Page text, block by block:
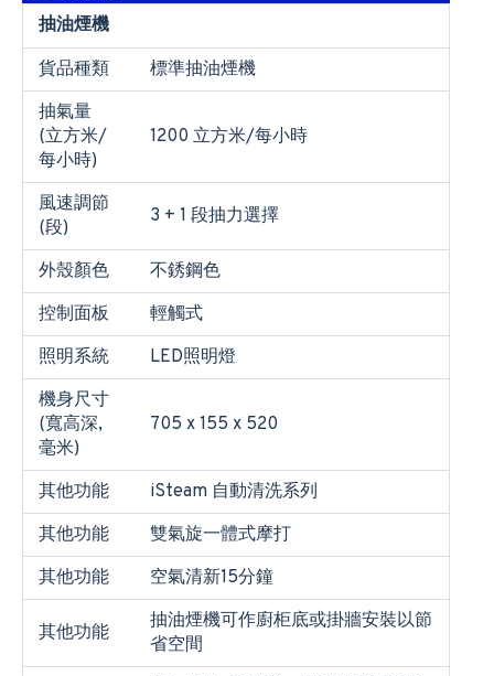
抽油煙機
貨品種類
標準抽油煙機
抽氣量
(立方米/
每小時)
1200 立方米/每小時
風速調節
(段)
3 + 1 段抽力選擇
外殼顏色
不銹鋼色
控制面板
輕觸式
照明系統
LED照明燈
機身尺寸
(寬高深,
毫米)
705 x 155 x 520
其他功能
iSteam 自動清洗系列
其他功能
雙氣旋一體式摩打
其他功能
空氣清新15分鐘
其他功能
抽油煙機可作廚柜底或掛牆安裝以節
省空間